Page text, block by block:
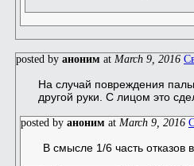
posted by aноним at March 9, 2016
На случай повреждения
другой руки. С лицом это
posted by aноним at March 9, 2016
В смысле 1/6 часть отказов